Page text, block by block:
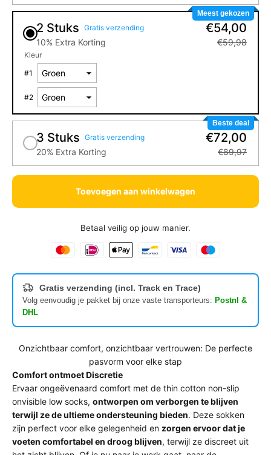
Meest gekozen
2 Stuks Gratis verzending
10% Extra Korting
€54,00
€59,98
Kleur
#1
#2
Beste deal
3 Stuks Gratis verzending
20% Extra Korting
€72,00
€89,97
Toevoegen aan winkelwagen
Betaal veilig op jouw manier.
Gratis verzending (incl. Track en Trace)
Volg eenvoudig je pakket bij onze vaste transporteurs: Postnl &
DHL
Onzichtbaar comfort, onzichtbaar vertrouwen: De perfecte
pasvorm voor elke stap
Comfort ontmoet Discretie
Ervaar ongeëvenaard comfort met de thin cotton non-slip
onvisible low socks, ontworpen om verborgen te blijven
terwijl ze de ultieme ondersteuning bieden. Deze sokken
zijn perfect voor elke gelegenheid en zorgen ervoor dat je
voeten comfortabel en droog blijven, terwijl ze discreet uit